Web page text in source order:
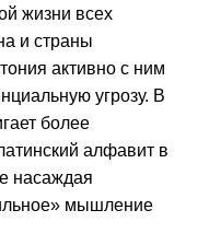
жизни всех
и страны
активно с ним
угрозу. В
более
алфавит в
насаждая
мышление